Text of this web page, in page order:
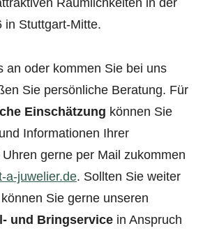
Räumlichkeiten in der
in Stuttgart-Mitte.
an oder kommen Sie bei uns
Sie persönliche Beratung. Für
Einschätzung können Sie
Informationen Ihrer
gerne per Mail zukommen
a-juwelier.de. Sollten Sie weiter
Sie gerne unseren
und Bringservice in Anspruch